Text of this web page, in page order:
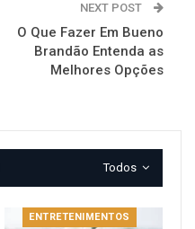
NEXT POST
O Que Fazer Em Bueno
Brandão Entenda as
Melhores Opções
Todos
ENTRETENIMENTOS